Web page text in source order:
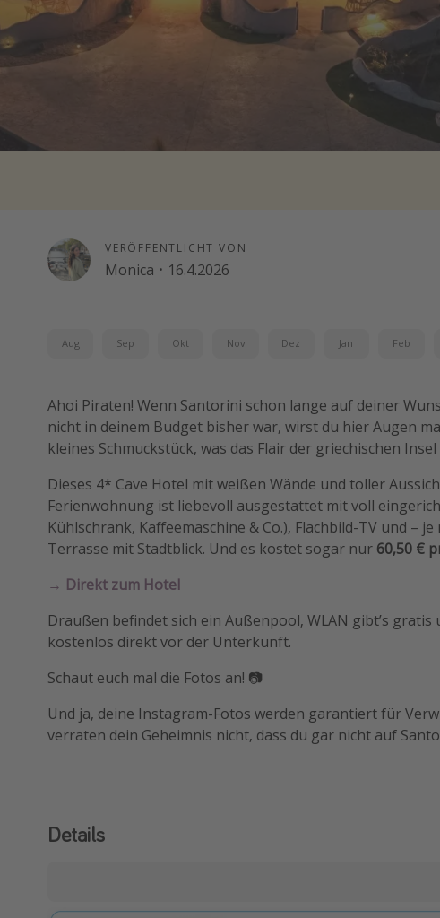
VERÖFFENTLICHT VON
Monica · 16.4.2026
Aug Sep Okt Nov Dez Jan Feb
Ahoi Piraten! Wenn Santorini schon lange auf deiner
nicht in deinem Budget bisher war, wirst du hier Augen
kleines Schmuckstück, was das Flair der griechischen
Dieses 4* Cave Hotel mit weißen Wände und toller
Ferienwohnung ist liebevoll ausgestattet mit voll
Kühlschrank, Kaffeemaschine & Co.), Flachbild-TV und –
Terrasse mit Stadtblick. Und es kostet sogar nur 60,50 €
→ Direkt zum Hotel
Draußen befindet sich ein Außenpool, WLAN gibt’s
kostenlos direkt vor der Unterkunft.
Schaut euch mal die Fotos an! 📷
Und ja, deine Instagram-Fotos werden garantiert für
verraten dein Geheimnis nicht, dass du gar nicht auf
Details